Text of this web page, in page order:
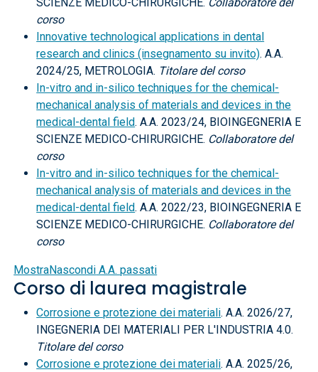
corso
Innovative technological applications in dental
research and clinics (insegnamento su invito). A.A.
2024/25, METROLOGIA. Titolare del corso
In-vitro and in-silico techniques for the chemical-
mechanical analysis of materials and devices in the
medical-dental field. A.A. 2023/24, BIOINGEGNERIA E
SCIENZE MEDICO-CHIRURGICHE. Collaboratore del
corso
In-vitro and in-silico techniques for the chemical-
mechanical analysis of materials and devices in the
medical-dental field. A.A. 2022/23, BIOINGEGNERIA E
SCIENZE MEDICO-CHIRURGICHE. Collaboratore del
corso
MostraNascondi A.A. passati
Corso di laurea magistrale
Corrosione e protezione dei materiali. A.A. 2026/27,
INGEGNERIA DEI MATERIALI PER L'INDUSTRIA 4.0.
Titolare del corso
Corrosione e protezione dei materiali. A.A. 2025/26,